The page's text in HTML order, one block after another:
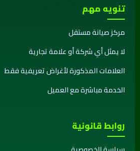
تنويه مهم
مركز صيانة مستقل
لا يمثل أي شركة أو علامة تجارية
العلامات المذكورة لأغراض تعريفية فقط
الخدمة مباشرة مع العميل
روابط قانونية